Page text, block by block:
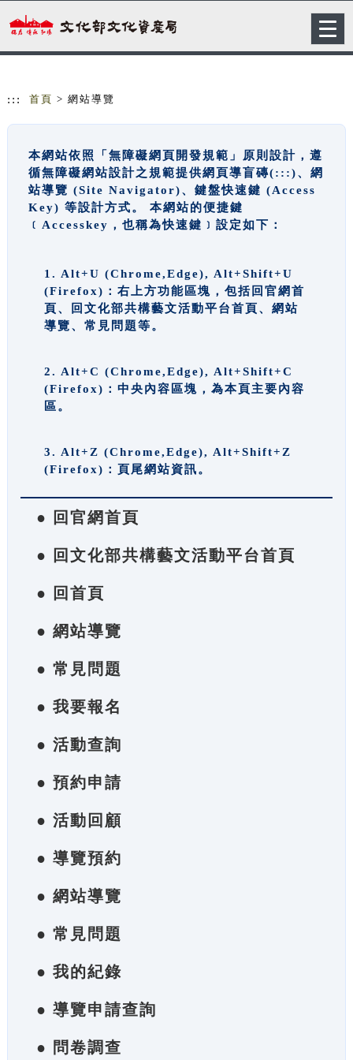
::: 首頁 > 網站導覽
本網站依照「無障礙網頁開發規範」原則設計，遵
循無障礙網站設計之規範提供網頁導盲磚(:::)、網
站導覽 (Site Navigator)、鍵盤快速鍵 (Access
Key) 等設計方式。 本網站的便捷鍵
﹝Accesskey，也稱為快速鍵﹞設定如下：
1. Alt+U (Chrome,Edge), Alt+Shift+U
(Firefox)：右上方功能區塊，包括回官網首
頁、回文化部共構藝文活動平台首頁、網站
導覽、常見問題等。
2. Alt+C (Chrome,Edge), Alt+Shift+C
(Firefox)：中央內容區塊，為本頁主要內容
區。
3. Alt+Z (Chrome,Edge), Alt+Shift+Z
(Firefox)：頁尾網站資訊。
● 回官網首頁
● 回文化部共構藝文活動平台首頁
● 回首頁
● 網站導覽
● 常見問題
● 我要報名
● 活動查詢
● 預約申請
● 活動回顧
● 導覽預約
● 網站導覽
● 常見問題
● 我的紀錄
● 導覽申請查詢
● 問卷調查